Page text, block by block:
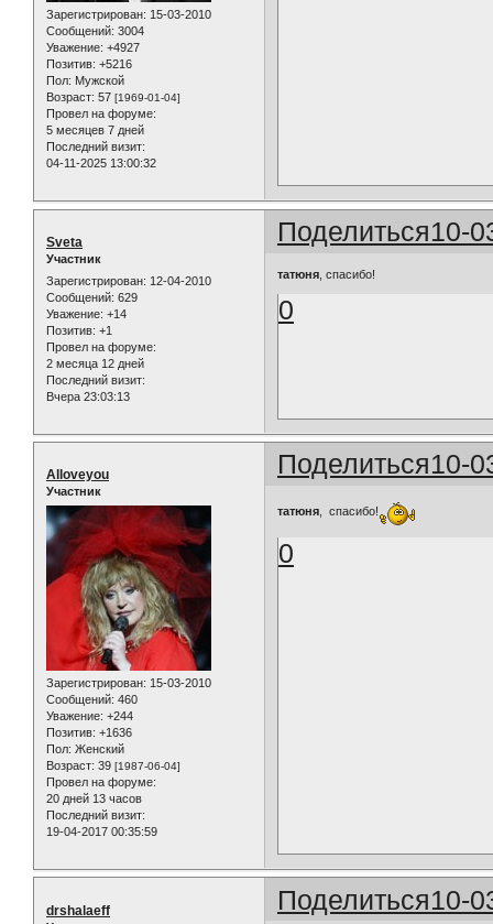
Зарегистрирован: 15-03-2010
Сообщений: 3004
Уважение: +4927
Позитив: +5216
Пол: Мужской
Возраст: 57 [1969-01-04]
Провел на форуме:
5 месяцев 7 дней
Последний визит:
04-11-2025 13:00:32
Поделиться10-
Sveta
Участник
Зарегистрирован: 12-04-2010
Сообщений: 629
Уважение: +14
Позитив: +1
Провел на форуме:
2 месяца 12 дней
Последний визит:
Вчера 23:03:13
татюня , спасибо!
0
Поделиться10-
Alloveyou
Участник
Зарегистрирован: 15-03-2010
Сообщений: 460
Уважение: +244
Позитив: +1636
Пол: Женский
Возраст: 39 [1987-06-04]
Провел на форуме:
20 дней 13 часов
Последний визит:
19-04-2017 00:35:59
татюня , спасибо!
0
Поделиться10-
drshalaeff